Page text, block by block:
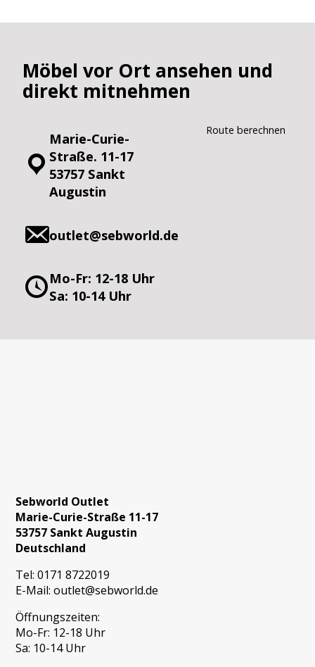
Möbel vor Ort ansehen und
direkt mitnehmen
Marie-Curie-
Straße. 11-17
53757 Sankt
Augustin
Route berechnen
outlet@sebworld.de
Mo-Fr: 12-18 Uhr
Sa: 10-14 Uhr
Sebworld Outlet
Marie-Curie-Straße 11-17
53757 Sankt Augustin
Deutschland
Tel:0171 8722019
E-Mail:outlet@sebworld.de
Öffnungszeiten:
Mo-Fr: 12-18 Uhr
Sa: 10-14 Uhr